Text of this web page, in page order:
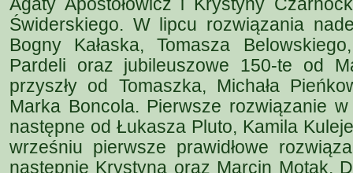
Agaty Apostołowicz i Krystyny
Świderskiego. W lipcu rozwiązania
Bogny Kałaska, Tomasza
Pardeli oraz jubileuszowe 150-te od
przyszły od Tomaszka, Michała
Marka Boncola. Pierwsze rozwiązanie
następne od Łukasza Pluto, Kamila
wrześniu pierwsze prawidłowe
następnie Krystyna oraz Marcin Motak.